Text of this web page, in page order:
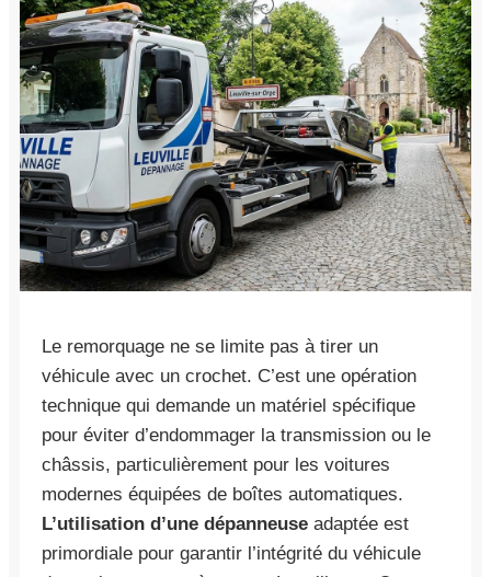
Le remorquage ne se limite pas à tirer un
véhicule avec un crochet. C’est une opération
technique qui demande un matériel spécifique
pour éviter d’endommager la transmission ou le
châssis, particulièrement pour les voitures
modernes équipées de boîtes automatiques.
L’utilisation d’une dépanneuse adaptée est
primordiale pour garantir l’intégrité du véhicule